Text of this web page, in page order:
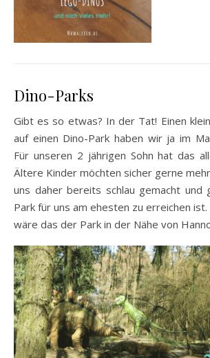
Dino-Parks
Gibt es so etwas? In der Tat! Einen
auf einen Dino-Park haben wir ja im
Für unseren 2 jährigen Sohn hat das
Ältere Kinder möchten sicher gerne
uns daher bereits schlau gemacht und
Park für uns am ehesten zu erreichen
wäre das der Park in der Nähe von